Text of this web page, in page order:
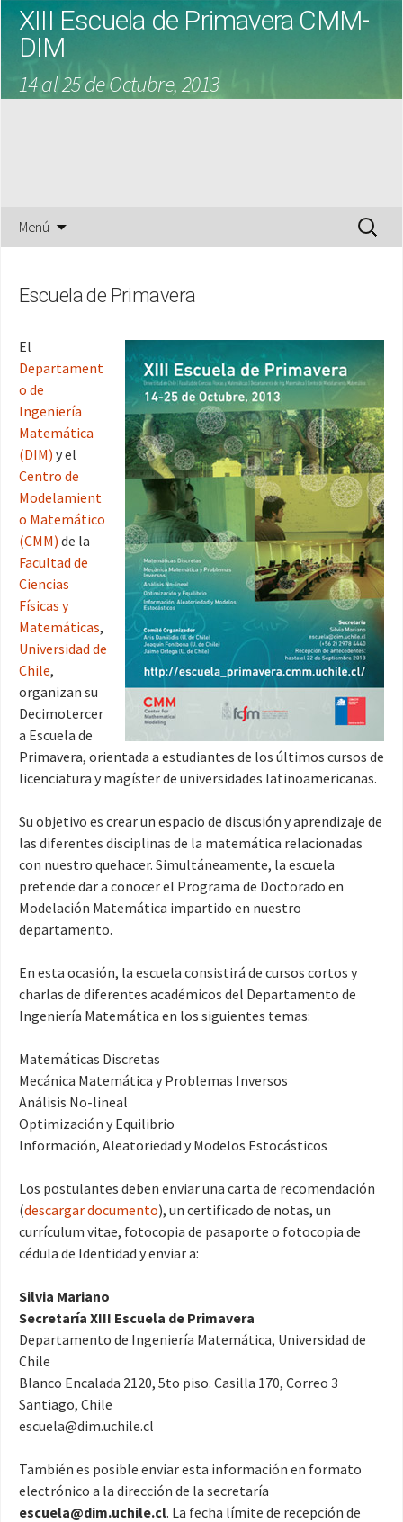
XIII Escuela de Primavera CMM-
DIM
14 al 25 de Octubre, 2013
Menú Buscar:
Escuela de Primavera
El
Departament
o de
Ingeniería
Matemática
(DIM) y el
Centro de
Modelamient
o Matemático
(CMM) de la
Facultad de
Ciencias
Físicas y
Matemáticas,
Universidad de
Chile,
organizan su
Decimotercer
a Escuela de
Primavera, orientada a estudiantes de los últimos cursos de
licenciatura y magíster de universidades latinoamericanas.
Su objetivo es crear un espacio de discusión y aprendizaje de
las diferentes disciplinas de la matemática relacionadas
con nuestro quehacer. Simultáneamente, la escuela
pretende dar a conocer el Programa de Doctorado en
Modelación Matemática impartido en nuestro
departamento.
En esta ocasión, la escuela consistirá de cursos cortos y
charlas de diferentes académicos del Departamento de
Ingeniería Matemática en los siguientes temas:
Matemáticas Discretas
Mecánica Matemática y Problemas Inversos
Análisis No-lineal
Optimización y Equilibrio
Información, Aleatoriedad y Modelos Estocásticos
Los postulantes deben enviar una carta de recomendación
(descargar documento), un certificado de notas, un
currículum vitae, fotocopia de pasaporte o fotocopia de
cédula de Identidad y enviar a:
Silvia Mariano
Secretaría XIII Escuela de Primavera
Departamento de Ingeniería Matemática, Universidad de
Chile
Blanco Encalada 2120, 5to piso. Casilla 170, Correo 3
Santiago, Chile
escuela@dim.uchile.cl
También es posible enviar esta información en formato
electrónico a la dirección de la secretaría
escuela@dim.uchile.cl. La fecha límite de recepción de